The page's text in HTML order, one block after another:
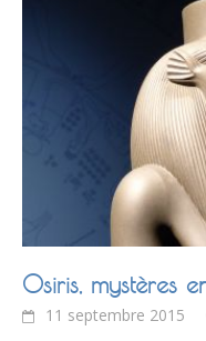
Osiris, mystères
11 septembre 2015